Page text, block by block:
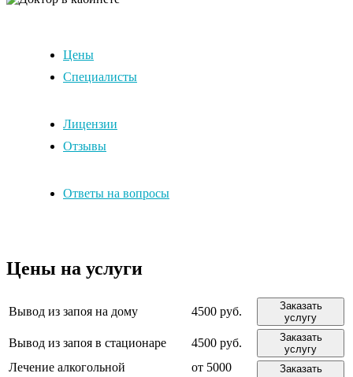
Цены
Специалисты
Лицензии
Отзывы
Ответы на вопросы
Цены на услуги
Вывод из запоя на дому 4500 руб.
Заказать
услугу
Вывод из запоя в стационаре 4500 руб.
Заказать
услугу
Лечение алкогольной
от 5000
Заказать